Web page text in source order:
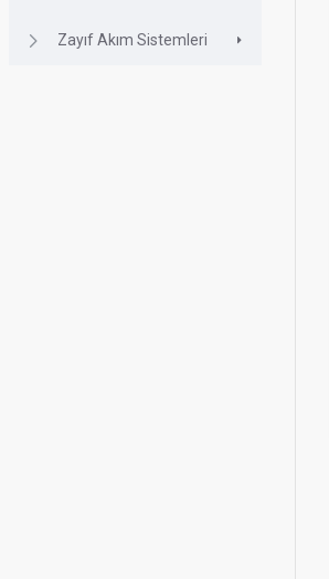
Zayıf Akım Sistemleri